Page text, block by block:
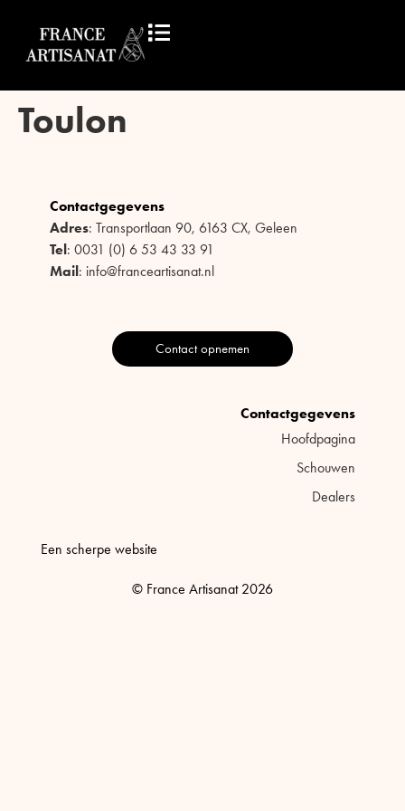
Toulon
Contactgegevens
Adres: Transportlaan 90, 6163 CX, Geleen
Tel: 0031 (0) 6 53 43 33 91
Mail: info@franceartisanat.nl
Contact opnemen
Contactgegevens
Hoofdpagina
Schouwen
Dealers
Een scherpe website
© France Artisanat 2026